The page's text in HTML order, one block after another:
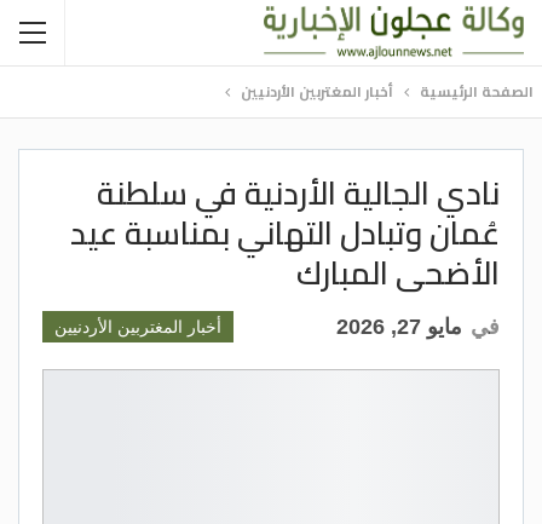
الصفحة الرئيسية أخبار المغتربين الأردنيين
نادي الجالية الأردنية في سلطنة
عُمان وتبادل التهاني بمناسبة عيد
الأضحى المبارك
أخبار المغتربين الأردنيين في مايو 27, 2026